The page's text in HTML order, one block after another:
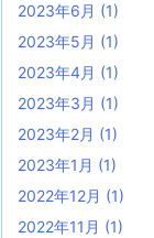
2023年6月 (1)
2023年5月 (1)
2023年4月 (1)
2023年3月 (1)
2023年2月 (1)
2023年1月 (1)
2022年12月 (1)
2022年11月 (1)